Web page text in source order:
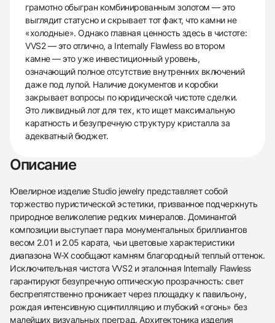
грамотно обыгран комбинированным золотом — это
выглядит статусно и скрывает тот факт, что камни не
«холодные». Однако главная ценность здесь в чистоте:
VVS2 — это отлично, а Internally Flawless во втором
камне — это уже инвестиционный уровень,
означающий полное отсутствие внутренних включений
даже под лупой. Наличие документов и коробки
закрывает вопросы по юридической чистоте сделки.
Это ликвидный лот для тех, кто ищет максимальную
каратность и безупречную структуру кристалла за
адекватный бюджет.
Описание
Ювелирное изделие Studio jewelry представляет собой
торжество пуристической эстетики, призванное подчеркнуть
природное великолепие редких минералов. Доминантой
композиции выступает пара монументальных бриллиантов
весом 2.01 и 2.05 карата, чьи цветовые характеристики
диапазона W-X сообщают камням благородный теплый оттенок.
Исключительная чистота VVS2 и эталонная Internally Flawless
гарантируют безупречную оптическую прозрачность: свет
беспрепятственно проникает через площадку к павильону,
рождая интенсивную сцинтилляцию и глубокий «огонь» без
малейших визуальных преград. Архитектоника изделия